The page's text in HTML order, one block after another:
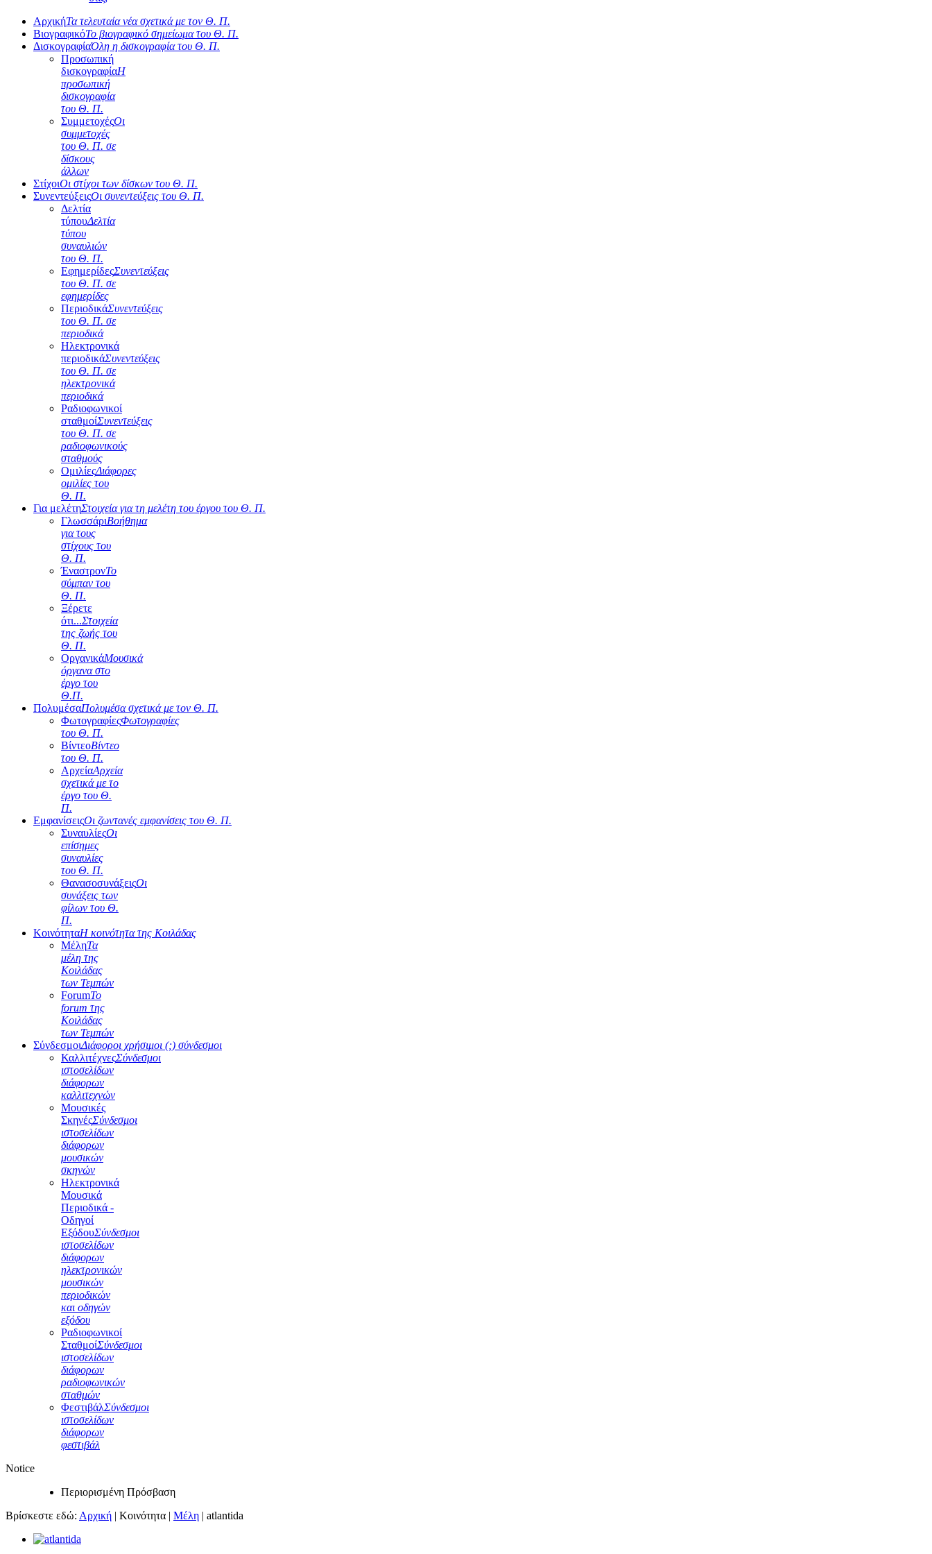
ΑρχικήΤα τελευταία νέα σχετικά με τον Θ. Π.
ΒιογραφικόΤο βιογραφικό σημείωμα του Θ. Π.
ΔισκογραφίαΌλη η δισκογραφία του Θ. Π.
Προσωπική
δισκογραφίαΗ
προσωπική
δισκογραφία
του Θ. Π.
ΣυμμετοχέςΟι
συμμετοχές
του Θ. Π. σε
δίσκους
άλλων
ΣτίχοιΟι στίχοι των δίσκων του Θ. Π.
ΣυνεντεύξειςΟι συνεντεύξεις του Θ. Π.
Δελτία
τύπουΔελτία
τύπου
συναυλιών
του Θ. Π.
ΕφημερίδεςΣυνεντεύξεις
του Θ. Π. σε
εφημερίδες
ΠεριοδικάΣυνεντεύξεις
του Θ. Π. σε
περιοδικά
Ηλεκτρονικά
περιοδικάΣυνεντεύξεις
του Θ. Π. σε
ηλεκτρονικά
περιοδικά
Ραδιοφωνικοί
σταθμοίΣυνεντεύξεις
του Θ. Π. σε
ραδιοφωνικούς
σταθμούς
ΟμιλίεςΔιάφορες
ομιλίες του
Θ. Π.
Για μελέτηΣτοιχεία για τη μελέτη του έργου του Θ. Π.
ΓλωσσάριΒοήθημα
για τους
στίχους του
Θ. Π.
ΈναστρονΤο
σύμπαν του
Θ. Π.
Ξέρετε
ότι...Στοιχεία
της ζωής του
Θ. Π.
ΟργανικάΜουσικά
όργανα στο
έργο του
Θ.Π.
ΠολυμέσαΠολυμέσα σχετικά με τον Θ. Π.
ΦωτογραφίεςΦωτογραφίες
του Θ. Π.
ΒίντεοΒίντεο
του Θ. Π.
ΑρχείαΑρχεία
σχετικά με το
έργο του Θ.
Π.
ΕμφανίσειςΟι ζωντανές εμφανίσεις του Θ. Π.
ΣυναυλίεςΟι
επίσημες
συναυλίες
του Θ. Π.
ΘανασοσυνάξειςΟι
συνάξεις των
φίλων του Θ.
Π.
ΚοινότηταΗ κοινότητα της Κοιλάδας
ΜέληΤα
μέλη της
Κοιλάδας
των Τεμπών
ForumΤο
forum της
Κοιλάδας
των Τεμπών
ΣύνδεσμοιΔιάφοροι χρήσιμοι (;) σύνδεσμοι
ΚαλλιτέχνεςΣύνδεσμοι
ιστοσελίδων
διάφορων
καλλιτεχνών
Μουσικές
ΣκηνέςΣύνδεσμοι
ιστοσελίδων
διάφορων
μουσικών
σκηνών
Ηλεκτρονικά
Μουσικά
Περιοδικά -
Οδηγοί
ΕξόδουΣύνδεσμοι
ιστοσελίδων
διάφορων
ηλεκτρονικών
μουσικών
περιοδικών
και οδηγών
εξόδου
Ραδιοφωνικοί
ΣταθμοίΣύνδεσμοι
ιστοσελίδων
διάφορων
ραδιοφωνικών
σταθμών
ΦεστιβάλΣύνδεσμοι
ιστοσελίδων
διάφορων
φεστιβάλ
Notice
Περιορισμένη Πρόσβαση
Βρίσκεστε εδώ: Αρχική | Κοινότητα | Μέλη | atlantida